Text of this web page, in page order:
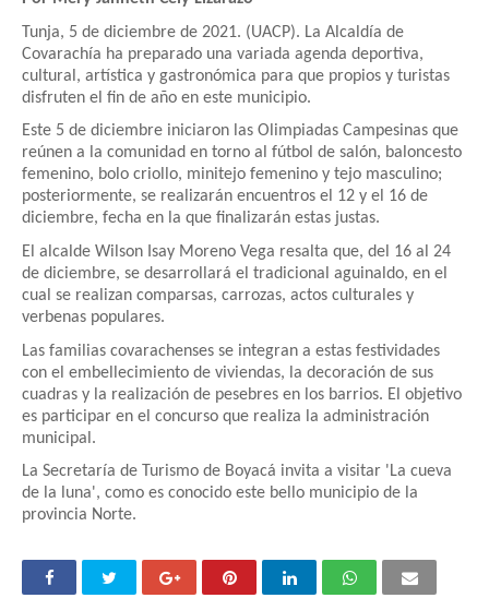
Tunja, 5 de diciembre de 2021. (UACP). La Alcaldía de
Covarachía ha preparado una variada agenda deportiva,
cultural, artística y gastronómica para que propios y turistas
disfruten el fin de año en este municipio.
Este 5 de diciembre iniciaron las Olimpiadas Campesinas que
reúnen a la comunidad en torno al fútbol de salón, baloncesto
femenino, bolo criollo, minitejo femenino y tejo masculino;
posteriormente, se realizarán encuentros el 12 y el 16 de
diciembre, fecha en la que finalizarán estas justas.
El alcalde Wilson Isay Moreno Vega resalta que, del 16 al 24
de diciembre, se desarrollará el tradicional aguinaldo, en el
cual se realizan comparsas, carrozas, actos culturales y
verbenas populares.
Las familias covarachenses se integran a estas festividades
con el embellecimiento de viviendas, la decoración de sus
cuadras y la realización de pesebres en los barrios. El objetivo
es participar en el concurso que realiza la administración
municipal.
La Secretaría de Turismo de Boyacá invita a visitar 'La cueva
de la luna', como es conocido este bello municipio de la
provincia Norte.